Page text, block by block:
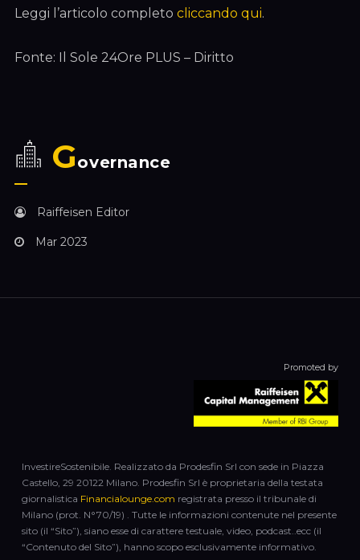
Leggi l’articolo completo cliccando qui.
Fonte: Il Sole 24Ore PLUS – Diritto
Governance
Raiffeisen Editor
Mar 2023
Promoted by
InvestireSostenibile. Realizzato da Prodesfin Srl con sede in Piazza
Castello, 29 20122 Milano. Prodesfin Srl è proprietaria della testata
giornalistica Financialounge.com registrata presso il tribunale di
Milano (prot. N°70/19) . Tutte le informazioni contenute nel presente
sito (il “Sito”), siano esse di carattere testuale, video, podcast..ecc (il
“Contenuto del Sito”), hanno scopo esclusivamente informativo.